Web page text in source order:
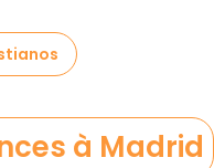
à Madrid